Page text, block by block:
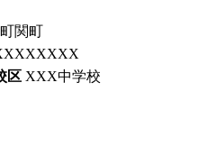
関町
区 XXX中学校